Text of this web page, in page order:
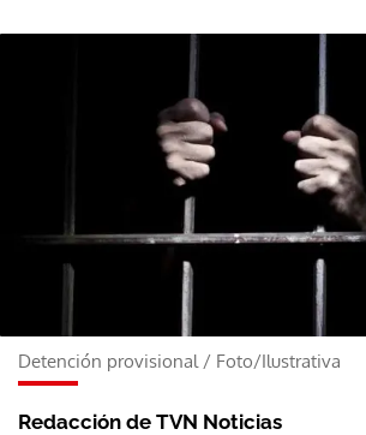
Detención provisional / Foto/Ilustrativa
Redacción de TVN Noticias